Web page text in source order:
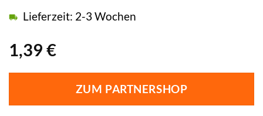
1,39 €
Lieferzeit: 2-3 Wochen
ZUM PARTNERSHOP